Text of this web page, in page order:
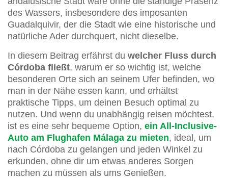
des Wassers, insbesondere des imposanten
Guadalquivir, der die Stadt wie eine historische und
natürliche Ader durchquert, nicht dieselbe.
In diesem Beitrag erfährst du welcher Fluss durch
Córdoba fließt, warum er so wichtig ist, welche
besonderen Orte sich an seinem Ufer befinden, wo
man in der Nähe essen kann, und erhältst
praktische Tipps, um deinen Besuch optimal zu
nutzen. Und wenn du unabhängig reisen möchtest,
ist es eine sehr bequeme Option, ein All-Inclusive-
Auto am Flughafen Málaga zu mieten, ideal, um
nach Córdoba zu gelangen und jeden Winkel zu
erkunden, ohne dir um etwas anderes Sorgen
machen zu müssen als ums Genießen.